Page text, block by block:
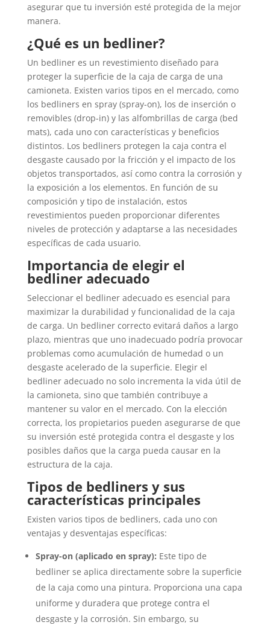
asegurar que tu inversión esté protegida de la mejor
manera.
¿Qué es un bedliner?
Un bedliner es un revestimiento diseñado para
proteger la superficie de la caja de carga de una
camioneta. Existen varios tipos en el mercado, como
los bedliners en spray (spray-on), los de inserción o
removibles (drop-in) y las alfombrillas de carga (bed
mats), cada uno con características y beneficios
distintos. Los bedliners protegen la caja contra el
desgaste causado por la fricción y el impacto de los
objetos transportados, así como contra la corrosión y
la exposición a los elementos. En función de su
composición y tipo de instalación, estos
revestimientos pueden proporcionar diferentes
niveles de protección y adaptarse a las necesidades
específicas de cada usuario.
Importancia de elegir el
bedliner adecuado
Seleccionar el bedliner adecuado es esencial para
maximizar la durabilidad y funcionalidad de la caja
de carga. Un bedliner correcto evitará daños a largo
plazo, mientras que uno inadecuado podría provocar
problemas como acumulación de humedad o un
desgaste acelerado de la superficie. Elegir el
bedliner adecuado no solo incrementa la vida útil de
la camioneta, sino que también contribuye a
mantener su valor en el mercado. Con la elección
correcta, los propietarios pueden asegurarse de que
su inversión esté protegida contra el desgaste y los
posibles daños que la carga pueda causar en la
estructura de la caja.
Tipos de bedliners y sus
características principales
Existen varios tipos de bedliners, cada uno con
ventajas y desventajas específicas:
Spray-on (aplicado en spray): Este tipo de
bedliner se aplica directamente sobre la superficie
de la caja como una pintura. Proporciona una capa
uniforme y duradera que protege contra el
desgaste y la corrosión. Sin embargo, su